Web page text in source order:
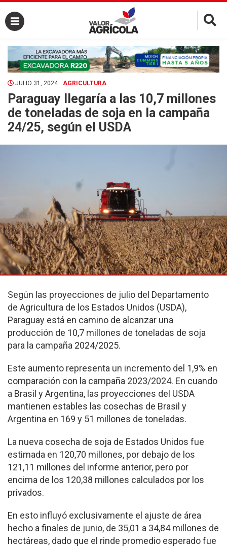
×
JULIO 31, 2024 AGRICULTURA
Paraguay llegaría a las 10,7 millones
de toneladas de soja en la campaña
24/25, según el USDA
Según las proyecciones de julio del Departamento
de Agricultura de los Estados Unidos (USDA),
Paraguay está en camino de alcanzar una
producción de 10,7 millones de toneladas de soja
para la campaña 2024/2025.
Este aumento representa un incremento del 1,9% en
comparación con la campaña 2023/2024. En cuando
a Brasil y Argentina, las proyecciones del USDA
mantienen estables las cosechas de Brasil y
Argentina en 169 y 51 millones de toneladas.
La nueva cosecha de soja de Estados Unidos fue
estimada en 120,70 millones, por debajo de los
121,11 millones del informe anterior, pero por
encima de los 120,38 millones calculados por los
privados.
En esto influyó exclusivamente el ajuste de área
hecho a finales de junio, de 35,01 a 34,84 millones de
hectáreas, dado que el rinde promedio esperado fue